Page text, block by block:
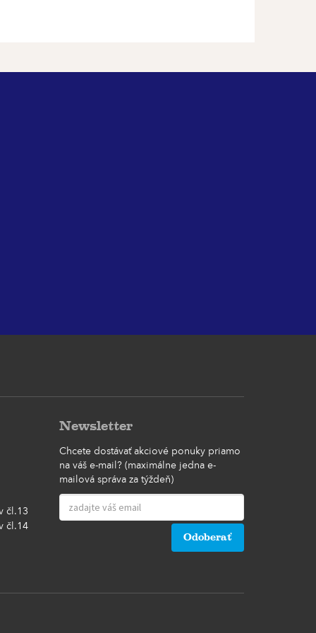
čl.13
čl.14
Newsletter
Chcete dostávať akciové ponuky priamo
na váš e-mail? (maximálne jedna e-
mailová správa za týždeň)
Odoberať